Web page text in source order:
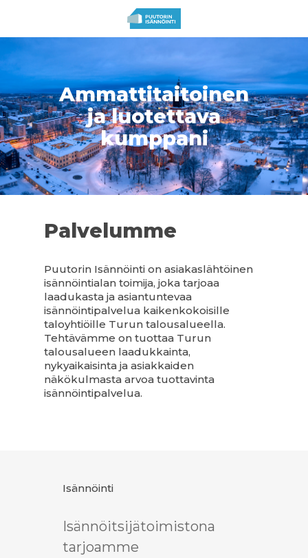
main
content
Ammattitaitoinen
ja luotettava
kumppani
Palvelumme
Puutorin Isännöinti on asiakaslähtöinen
isännöintialan toimija, joka tarjoaa
laadukasta ja asiantuntevaa
isännöintipalvelua kaikenkokoisille
taloyhtiöille Turun talousalueella.
Tehtävämme on tuottaa Turun
talousalueen laadukkainta,
nykyaikaisinta ja asiakkaiden
näkökulmasta arvoa tuottavinta
isännöintipalvelua.
Isännöinti
Isännöitsijätoimistona
tarjoamme